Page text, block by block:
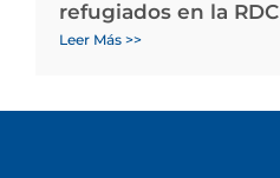
refugiados en la RDC
Leer Más >>